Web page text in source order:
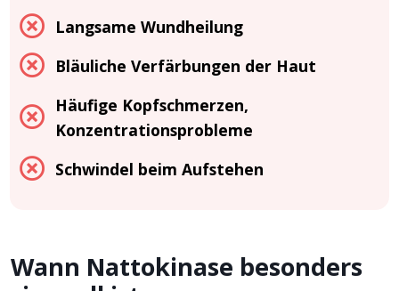
Langsame Wundheilung
Bläuliche Verfärbungen der Haut
Häufige Kopfschmerzen,
Konzentrationsprobleme
Schwindel beim Aufstehen
Wann Nattokinase besonders